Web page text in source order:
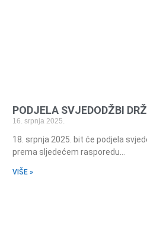
PODJELA SVJEDODŽBI
16. srpnja 2025.
18. srpnja 2025. bit će podjela
prema sljedećem rasporedu…
VIŠE »